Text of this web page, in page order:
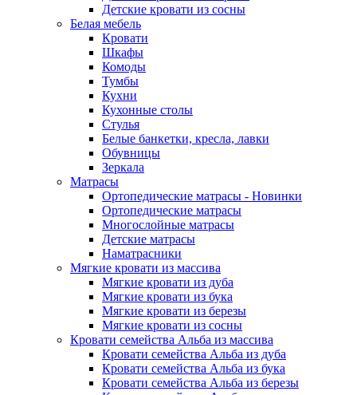
Детские кровати из сосны
Белая мебель
Кровати
Шкафы
Комоды
Тумбы
Кухни
Кухонные столы
Стулья
Белые банкетки, кресла, лавки
Обувницы
Зеркала
Матрасы
Ортопедические матрасы - Новинки
Ортопедические матрасы
Многослойные матрасы
Детские матрасы
Наматрасники
Мягкие кровати из массива
Мягкие кровати из дуба
Мягкие кровати из бука
Мягкие кровати из березы
Мягкие кровати из сосны
Кровати семейства Альба из массива
Кровати семейства Альба из дуба
Кровати семейства Альба из бука
Кровати семейства Альба из березы